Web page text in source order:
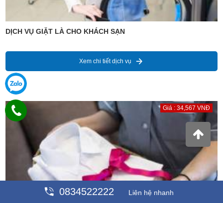
DỊCH VỤ GIẶT LÀ CHO KHÁCH SẠN
Xem chi tiết dịch vụ
Giá : 34,567 VNĐ
0834522222 Liên hệ nhanh